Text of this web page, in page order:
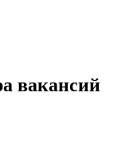
вакансий